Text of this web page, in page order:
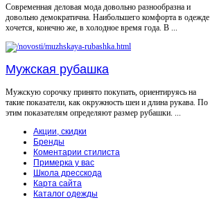
Современная деловая мода довольно разнообразна и
довольно демократична. Наибольшего комфорта в одежде
хочется, конечно же, в холодное время года. В ...
Мужская рубашка
Мужскую сорочку принято покупать, ориентируясь на
такие показатели, как окружность шеи и длина рукава. По
этим показателям определяют размер рубашки. ...
Акции, скидки
Бренды
Коментарии стилиста
Примерка у вас
Школа дресскода
Карта сайта
Каталог одежды